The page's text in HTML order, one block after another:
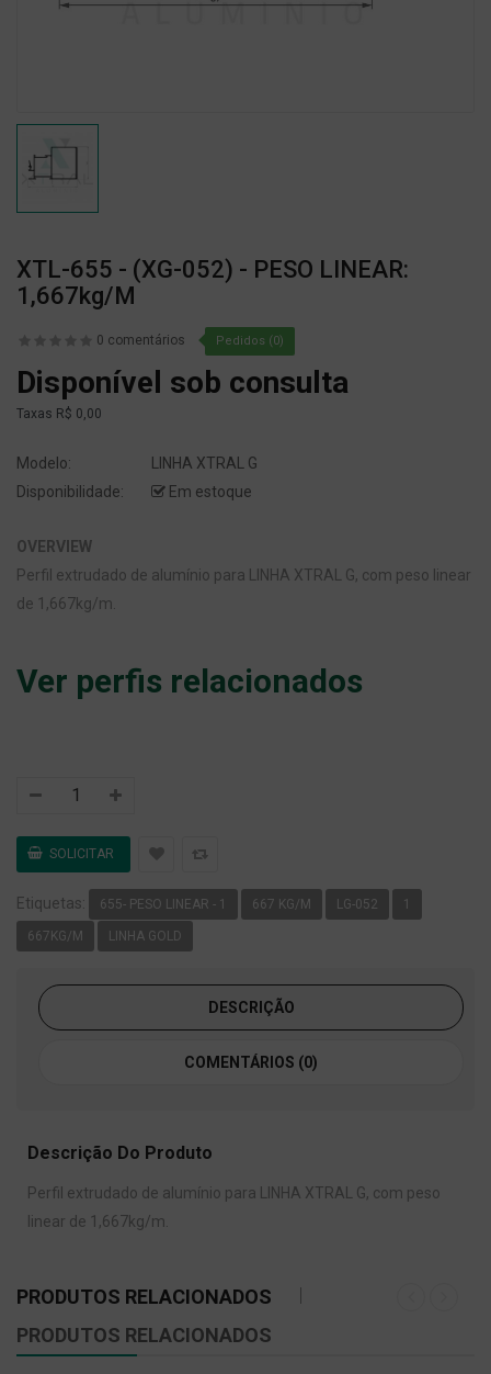
XTL-655 - (XG-052) - PESO LINEAR:
1,667kg/m
0 comentários Pedidos (0)
Disponível sob consulta
Taxas R$ 0,00
Modelo:
LINHA XTRAL G
Disponibilidade:
Em estoque
OVERVIEW
Perfil extrudado de alumínio para LINHA XTRAL G, com peso linear
de 1,667kg/m.
Ver perfis relacionados
Etiquetas: 655- PESO LINEAR - 1 667 KG/M LG-052 1
667KG/M LINHA GOLD
DESCRIÇÃO
COMENTÁRIOS (0)
Descrição Do Produto
Perfil extrudado de alumínio para LINHA XTRAL G, com peso
linear de 1,667kg/m.
PRODUTOS RELACIONADOS
PRODUTOS RELACIONADOS